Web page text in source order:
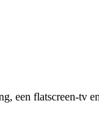
een flatscreen-tv